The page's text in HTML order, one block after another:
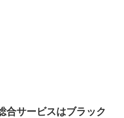
合サービスはブラック